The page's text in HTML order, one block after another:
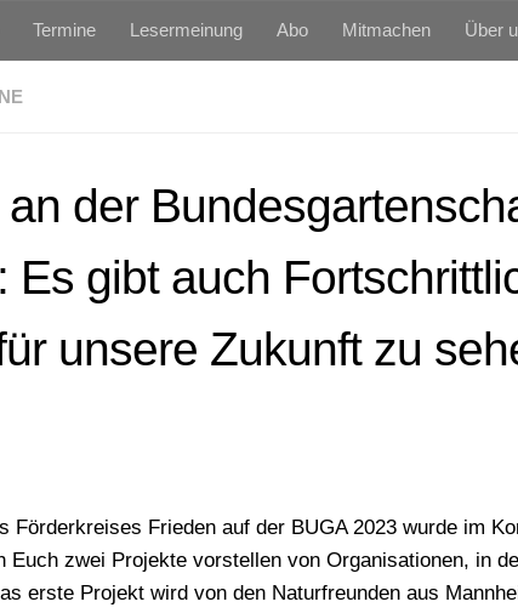
Termine Lesermeinung Abo Mitmachen Über
der
Es gibt auch
unsere Zukunft zu
Förderkreises Frieden auf der BUGA 2023 wurde im
Euch zwei Projekte vorstellen von Organisationen, in
erste Projekt wird von den Naturfreunden aus